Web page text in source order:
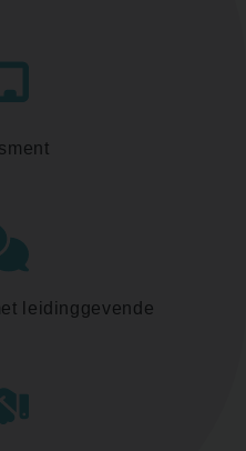
leidinggevende